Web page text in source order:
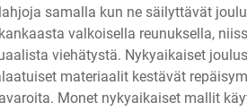
samalla kun ne säilyttävät
valkoisella reunuksella,
viehätystä. Nykyaikaiset
materiaalit kestävät
Monet nykyaikaiset mallit